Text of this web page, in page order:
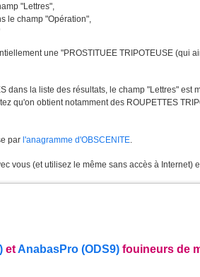
"Lettres",
le champ "Opération",
une "PROSTITUEE TRIPOTEUSE (qui
dans la liste des résultats, le champ "Lettres" est
qu'on obtient notamment des ROUPETTES
par l'anagramme d'OBSCENITE.
vous (et utilisez le même sans accès à Internet)
etAnabasPro (ODS9) fouineurs de